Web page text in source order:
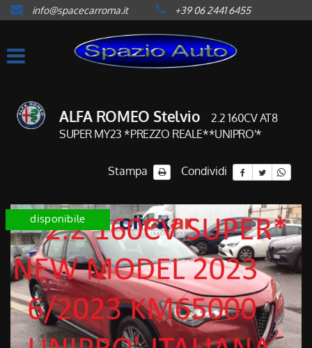
HOME
LISTA VEICOLI
ACQUISTIAMO USATO
NEWS
AREA COMMERCIANTI
info@spacecarroma.it +39 06 2441 6455
ALFA ROMEO Stelvio
2.2 160CV AT8
SUPER MY23 *PREZZO REALE**UNIPRO'*
Stampa Condividi
disponibile